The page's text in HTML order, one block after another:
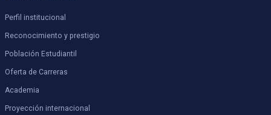
Perfil institucional
Reconocimiento y prestigio
Población Estudiantil
Oferta de Carreras
Academia
Proyección internacional